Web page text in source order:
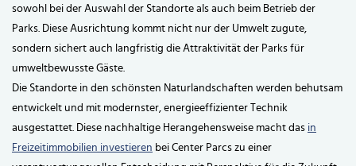
sowohl bei der Auswahl der Standorte als auch beim Betrieb der
Parks. Diese Ausrichtung kommt nicht nur der Umwelt zugute,
sondern sichert auch langfristig die Attraktivität der Parks für
umweltbewusste Gäste.
Die Standorte in den schönsten Naturlandschaften werden behutsam
entwickelt und mit modernster, energieeffizienter Technik
ausgestattet. Diese nachhaltige Herangehensweise macht das in
Freizeitimmobilien investieren bei Center Parcs zu einer